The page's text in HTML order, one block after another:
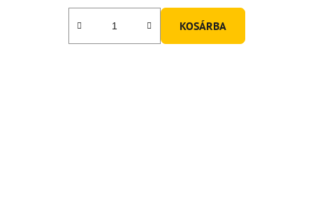
KOSÁRBA